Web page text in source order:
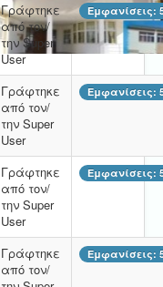
Γράφτηκε
από τον/
την Super
User
Εμφανίσεις:
Γράφτηκε
από τον/
την Super
User
Εμφανίσεις:
Γράφτηκε
από τον/
την Super
User
Εμφανίσεις:
Γράφτηκε
από τον/
Εμφανίσεις: